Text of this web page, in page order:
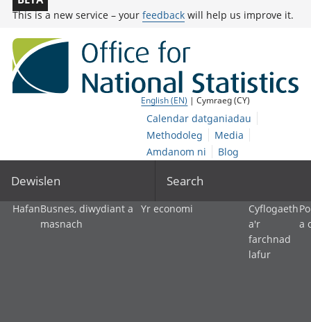
This is a new service – your feedback will help us improve it.
English (EN) | Cymraeg (CY)
Calendar datganiadau
Methodoleg
Media
Amdanom ni
Blog
Dewislen Search
HafanBusnes, diwydiant a
masnach
Yr economi
Cyflogaeth
a'r
farchnad
lafur
a